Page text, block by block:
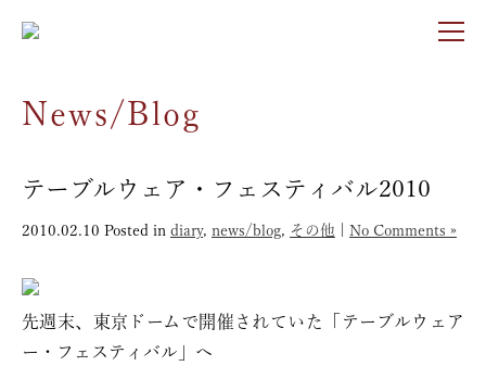
News/Blog
テーブルウェア・フェスティバル2010
2010.02.10 Posted in diary, news/blog, その他 No Comments »
先週末、東京ドームで開催されていた「テーブルウェア
ー・フェスティバル」へ